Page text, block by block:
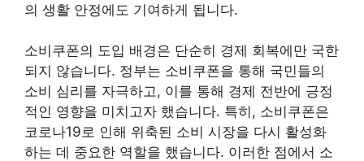
의 생활 안정에도 기여하게 됩니다.
소비쿠폰의 도입 배경은 단순히 경제 회복에만 국한
되지 않습니다. 정부는 소비쿠폰을 통해 국민들의
소비 심리를 자극하고, 이를 통해 경제 전반에 긍정
적인 영향을 미치고자 했습니다. 특히, 소비쿠폰은
코로나19로 인해 위축된 소비 시장을 다시 활성화
하는 데 중요한 역할을 했습니다. 이러한 점에서 소